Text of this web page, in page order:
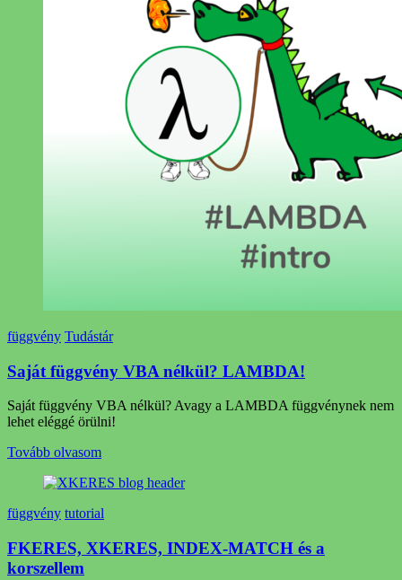
függvény Tudástár
Saját függvény VBA nélkül? LAMBDA!
Saját függvény VBA nélkül? Avagy a LAMBDA függvénynek nem
lehet eléggé örülni!
Tovább olvasom
függvény tutorial
FKERES, XKERES, INDEX-MATCH és a
korszellem